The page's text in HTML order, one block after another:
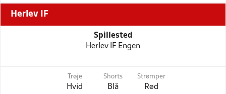
Herlev IF
Spillested
Herlev IF Engen
Trøje
Hvid
Shorts
Blå
Strømper
Rød